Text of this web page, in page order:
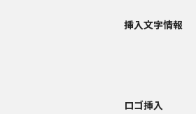
挿入文字情報
ロゴ挿入